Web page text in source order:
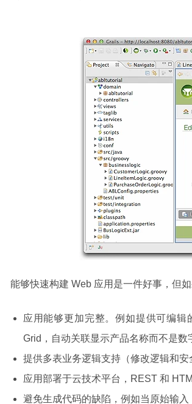
能够快速构建 Web 应用是一件好事，但
应用能够更加完整。例如提供可编辑
Grid，自动关联显示产品名称而不是数
提供多表业务逻辑支持（修改逻辑和安
应用部署于云技术平台，REST 和
避免生成代码的缺陷，例如当原始输